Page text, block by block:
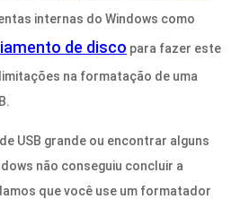
internas do Windows como
de disco para fazer este
na formatação de uma
USB grande ou encontrar alguns
não conseguiu concluir a
que você use um formatador